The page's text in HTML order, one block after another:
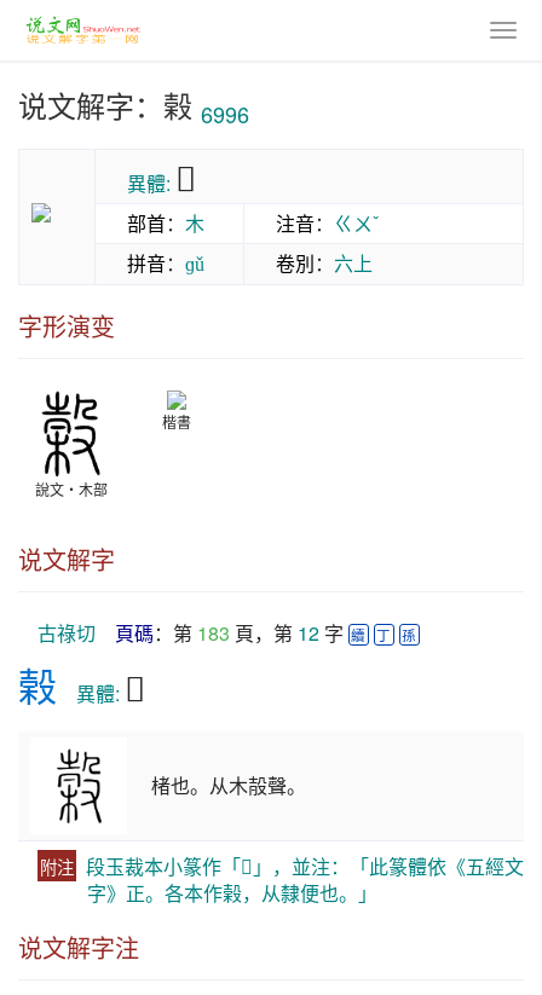
说文解字：榖 6996
異體: 𣖫
部首： 木 注音： ㄍㄨˇ
拼音： ɡǔ 卷別： 六上
字形演变
說文‧木部
楷書
说文解字
古祿切 頁碼：第 183 頁，第 12 字 續 丁 孫
榖 異體: 𣖫
楮也。从木㱿聲。
附注 段玉裁本小篆作「𣖫」，並注：「此篆體依《五經文
字》正。各本作榖，从隸便也。」
说文解字注